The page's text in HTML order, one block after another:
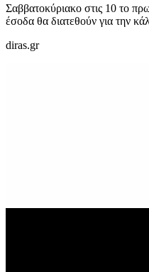
Σαββατοκύριακο στις 10 το
έσοδα θα διατεθούν για την
diras.gr